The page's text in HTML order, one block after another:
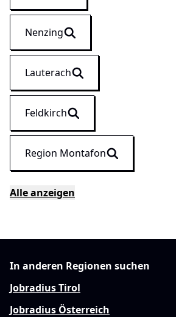
Nenzing
Lauterach
Feldkirch
Region Montafon
Alle anzeigen
In anderen Regionen suchen
Jobradius Tirol
Jobradius Österreich